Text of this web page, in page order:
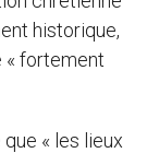
historique,
« fortement
« les lieux